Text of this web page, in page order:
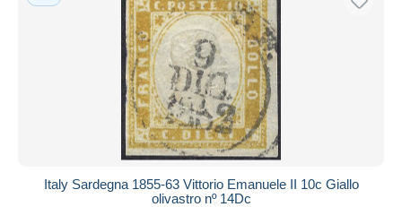
Italy Sardegna 1855-63 Vittorio Emanuele II 10c Giallo
olivastro nº 14Dc